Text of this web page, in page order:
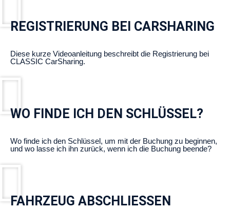
REGISTRIERUNG BEI CARSHARING
Diese kurze Videoanleitung beschreibt die Registrierung bei
CLASSIC CarSharing.
WO FINDE ICH DEN SCHLÜSSEL?
Wo finde ich den Schlüssel, um mit der Buchung zu beginnen,
und wo lasse ich ihn zurück, wenn ich die Buchung beende?
FAHRZEUG ABSCHLIESSEN